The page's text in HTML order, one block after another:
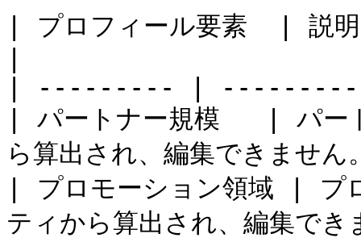
| プロフィール要素  | 説明
| --------- |
| パートナー規模   | パー
ら算出され、編集できませ
| プロモーション領域 | プ
ティから算出され、編集で